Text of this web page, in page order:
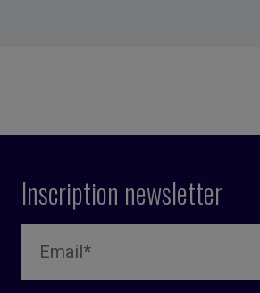
Inscription newsletter